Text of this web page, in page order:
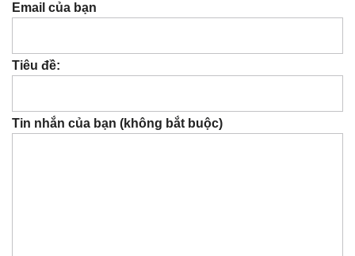
Email của bạn
Tiêu đề:
Tin nhắn của bạn (không bắt buộc)